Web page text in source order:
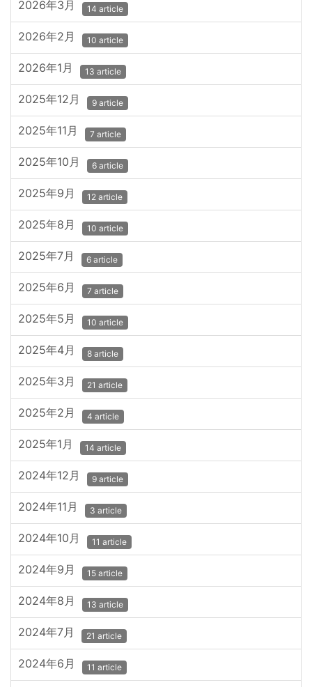
2026年3月 14 article
2026年2月 10 article
2026年1月 13 article
2025年12月 9 article
2025年11月 7 article
2025年10月 6 article
2025年9月 12 article
2025年8月 10 article
2025年7月 6 article
2025年6月 7 article
2025年5月 10 article
2025年4月 8 article
2025年3月 21 article
2025年2月 4 article
2025年1月 14 article
2024年12月 9 article
2024年11月 3 article
2024年10月 11 article
2024年9月 15 article
2024年8月 13 article
2024年7月 21 article
2024年6月 11 article